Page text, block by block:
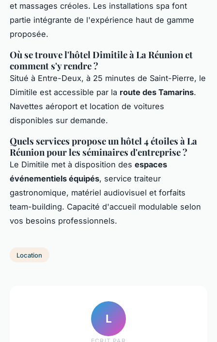
et massages créoles. Les installations spa font
partie intégrante de l'expérience haut de gamme
proposée.
Où se trouve l'hôtel Dimitile à La Réunion et
comment s'y rendre ?
Situé à Entre-Deux, à 25 minutes de Saint-Pierre, le
Dimitile est accessible par la route des Tamarins.
Navettes aéroport et location de voitures
disponibles sur demande.
Quels services propose un hôtel 4 étoiles à La
Réunion pour les séminaires d'entreprise ?
Le Dimitile met à disposition des espaces
événementiels équipés, service traiteur
gastronomique, matériel audiovisuel et forfaits
team-building. Capacité d'accueil modulable selon
vos besoins professionnels.
Location
L